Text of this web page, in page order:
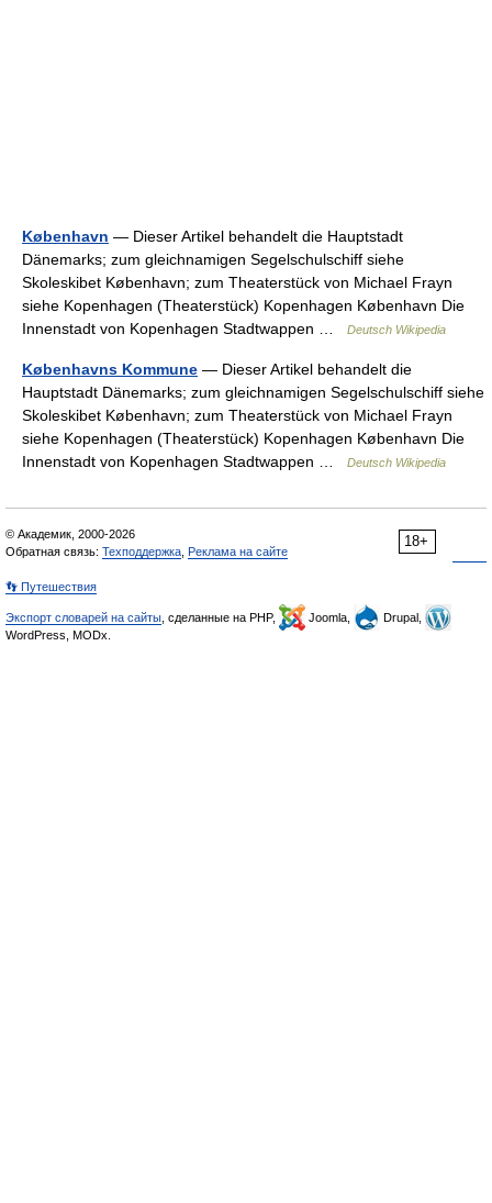
København — Dieser Artikel behandelt die Hauptstadt
Dänemarks; zum gleichnamigen Segelschulschiff siehe
Skoleskibet København; zum Theaterstück von Michael Frayn
siehe Kopenhagen (Theaterstück) Kopenhagen København Die
Innenstadt von Kopenhagen Stadtwappen …
Deutsch Wikipedia
Københavns Kommune — Dieser Artikel behandelt die
Hauptstadt Dänemarks; zum gleichnamigen Segelschulschiff siehe
Skoleskibet København; zum Theaterstück von Michael Frayn
siehe Kopenhagen (Theaterstück) Kopenhagen København Die
Innenstadt von Kopenhagen Stadtwappen …
Deutsch Wikipedia
18+
© Академик, 2000-2026
Обратная связь: Техподдержка Реклама на сайте
👣 Путешествия
Экспорт словарей на сайты , сделанные на PHP, Joomla,
Drupal,
WordPress, MODx.